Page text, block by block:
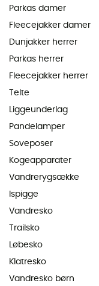
Parkas damer
Fleecejakker damer
Dunjakker herrer
Parkas herrer
Fleecejakker herrer
Telte
Liggeunderlag
Pandelamper
Soveposer
Kogeapparater
Vandrerygsække
Ispigge
Vandresko
Trailsko
Løbesko
Klatresko
Vandresko børn